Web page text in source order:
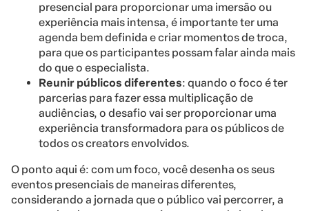
presencial para proporcionar uma imersão ou
experiência mais intensa, é importante ter uma
agenda bem definida e criar momentos de troca,
para que os participantes possam falar ainda mais
do que o especialista.
Reunir públicos diferentes: quando o foco é ter
parcerias para fazer essa multiplicação de
audiências, o desafio vai ser proporcionar uma
experiência transformadora para os públicos de
todos os creators envolvidos.
O ponto aqui é: com um foco, você desenha os seus
eventos presenciais de maneiras diferentes,
considerando a jornada que o público vai percorrer, a